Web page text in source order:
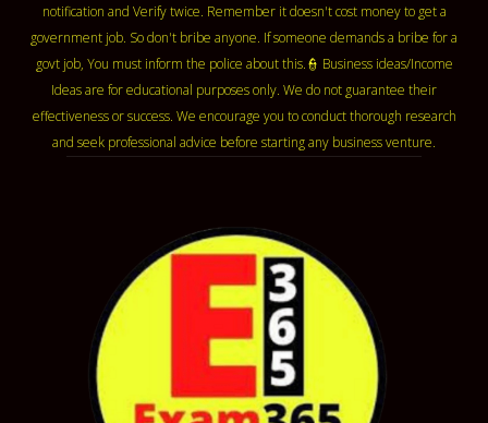
notification and Verify twice. Remember it doesn't cost money to get a
government job. So don't bribe anyone. If someone demands a bribe for a
govt job, You must inform the police about this.👮 Business ideas/Income
Ideas are for educational purposes only. We do not guarantee their
effectiveness or success. We encourage you to conduct thorough research
and seek professional advice before starting any business venture.